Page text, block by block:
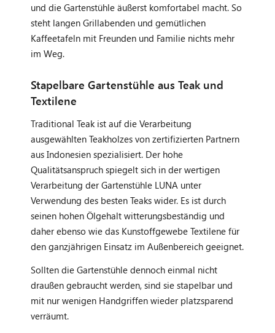
und die Gartenstühle äußerst komfortabel macht. So
steht langen Grillabenden und gemütlichen
Kaffeetafeln mit Freunden und Familie nichts mehr
im Weg.
Stapelbare Gartenstühle aus Teak und
Textilene
Traditional Teak ist auf die Verarbeitung
ausgewählten Teakholzes von zertifizierten Partnern
aus Indonesien spezialisiert. Der hohe
Qualitätsanspruch spiegelt sich in der wertigen
Verarbeitung der Gartenstühle LUNA unter
Verwendung des besten Teaks wider. Es ist durch
seinen hohen Ölgehalt witterungsbeständig und
daher ebenso wie das Kunstoffgewebe Textilene für
den ganzjährigen Einsatz im Außenbereich geeignet.
Sollten die Gartenstühle dennoch einmal nicht
draußen gebraucht werden, sind sie stapelbar und
mit nur wenigen Handgriffen wieder platzsparend
verräumt.